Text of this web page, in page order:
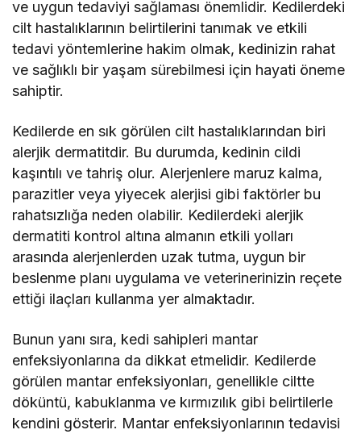
ve uygun tedaviyi sağlaması önemlidir. Kedilerdeki
cilt hastalıklarının belirtilerini tanımak ve etkili
tedavi yöntemlerine hakim olmak, kedinizin rahat
ve sağlıklı bir yaşam sürebilmesi için hayati öneme
sahiptir.
Kedilerde en sık görülen cilt hastalıklarından biri
alerjik dermatitdir. Bu durumda, kedinin cildi
kaşıntılı ve tahriş olur. Alerjenlere maruz kalma,
parazitler veya yiyecek alerjisi gibi faktörler bu
rahatsızlığa neden olabilir. Kedilerdeki alerjik
dermatiti kontrol altına almanın etkili yolları
arasında alerjenlerden uzak tutma, uygun bir
beslenme planı uygulama ve veterinerinizin reçete
ettiği ilaçları kullanma yer almaktadır.
Bunun yanı sıra, kedi sahipleri mantar
enfeksiyonlarına da dikkat etmelidir. Kedilerde
görülen mantar enfeksiyonları, genellikle ciltte
döküntü, kabuklanma ve kırmızılık gibi belirtilerle
kendini gösterir. Mantar enfeksiyonlarının tedavisi